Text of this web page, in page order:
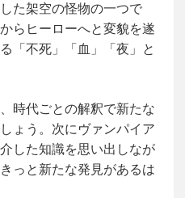
た架空の怪物の一つで
らヒーローへと変貌を遂
「不死」「血」「夜」と
時代ごとの解釈で新たな
ょう。次にヴァンパイア
した知識を思い出しなが
っと新たな発見があるは